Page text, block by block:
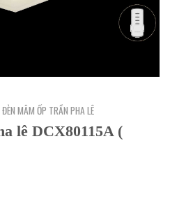
ĐÈN MÂM ỐP TRẦN PHA LÊ
lê DCX80115A (